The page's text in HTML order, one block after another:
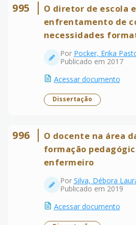
995
O diretor de escola
enfrentamento de
necessidades
Por Pocker, Erika
Publicado em 2017
Acessar documento
Dissertação
996
O docente na área
formação
enfermeiro
Por Silva, Débora
Publicado em 2019
Acessar documento